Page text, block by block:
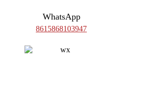
WhatsApp
8615868103947